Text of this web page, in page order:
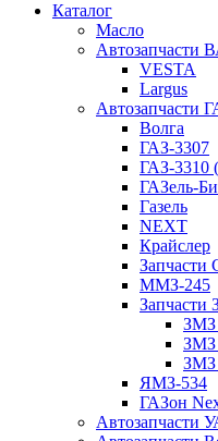
Каталог
Масло
Автозапчасти
VESTA
Largus
Автозапчасти
Волга
ГАЗ-3307
ГАЗ-3310
ГАЗель-
Газель
NEXT
Крайслер
Запчасти
ММЗ-245
Запчасти
ЗМЗ
ЗМЗ
ЗМЗ
ЯМЗ-534
ГАЗон
Автозапчасти